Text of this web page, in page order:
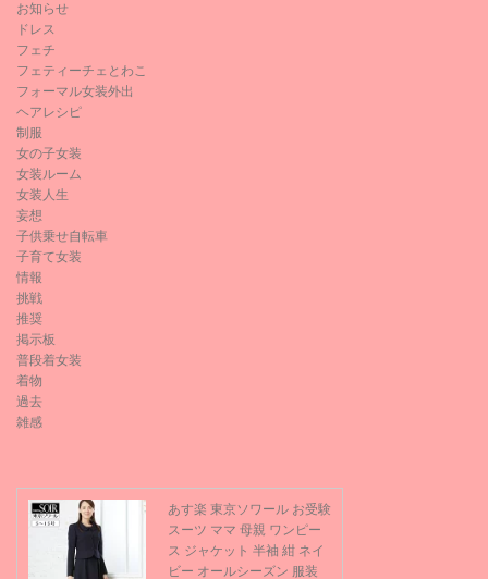
お知らせ
ドレス
フェチ
フェティーチェとわこ
フォーマル女装外出
ヘアレシピ
制服
女の子女装
女装ルーム
女装人生
妄想
子供乗せ自転車
子育て女装
情報
挑戦
推奨
掲示板
普段着女装
着物
過去
雑感
あす楽 東京ソワール お受験
スーツ ママ 母親 ワンピー
ス ジャケット 半袖 紺 ネイ
ビー オールシーズン 服装